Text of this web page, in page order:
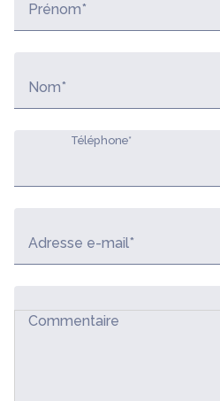
Prénom*
Nom*
Téléphone*
Adresse e-mail*
Commentaire